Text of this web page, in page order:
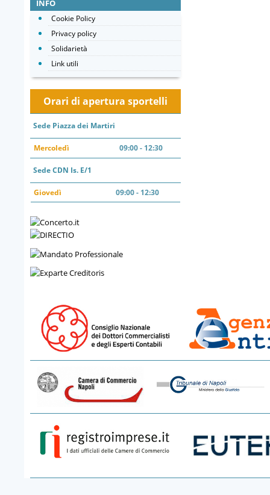
INFO
Cookie Policy
Privacy policy
Solidarietà
Link utili
Orari di apertura sportelli
Sede Piazza dei Martiri
Mercoledì 09:00 - 12:30
Sede CDN Is. E/1
Giovedì 09:00 - 12:30